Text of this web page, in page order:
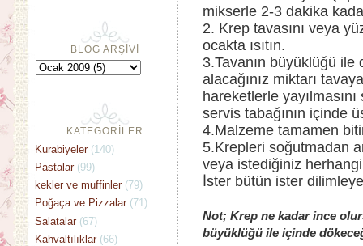
mikserle 2-3 dakika
2. Krep tavasını veya
ocakta ısıtın.
3.Tavanın büyüklüğü ile
alacağınız miktarı
hareketlerle
servis tabağının içinde
4.Malzeme tamamen
5.Krepleri soğutmadan
veya istediğiniz
İster bütün ister
Not; Krep ne kadar ince
büyüklüğü ile içinde
BLOG ARŞİVİ
KATEGORİLER
Kurabiyeler (140)
Pastalar (99)
kekler ve muffinler (79)
Poğaça ve Pizzalar (71)
Salatalar (67)
Kahvaltılıklar (66)